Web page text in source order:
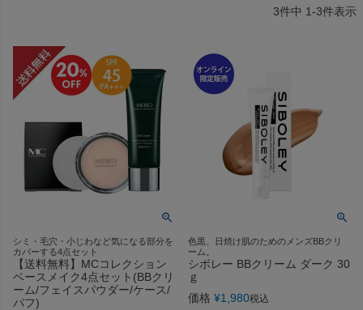
3件中 1-3件表示
シミ・毛穴・小じわなど気になる部分を
カバーする4点セット
【送料無料】MCコレクション
ベースメイク4点セット(BBクリ
ーム/フェイスパウダー/ケース/
パフ)
色黒、日焼け肌のためのメンズBBクリ
ーム。
シボレー BBクリーム ダーク 30
ｇ
価格 ¥1,980税込